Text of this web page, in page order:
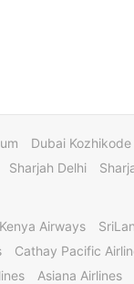
Dubai Kozhikode
Sharjah Delhi
Kenya Airways
Cathay Pacific
Asiana Airlines